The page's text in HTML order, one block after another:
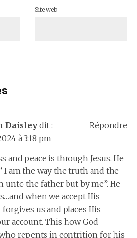
Site web
Daisleydit :
à 3:18 pm
and peace is through Jesus. He
I am the way the truth and the
unto the father but by me”. He
when we accept His
us and places His
account. This how God
repents in contrition for his
Répondre